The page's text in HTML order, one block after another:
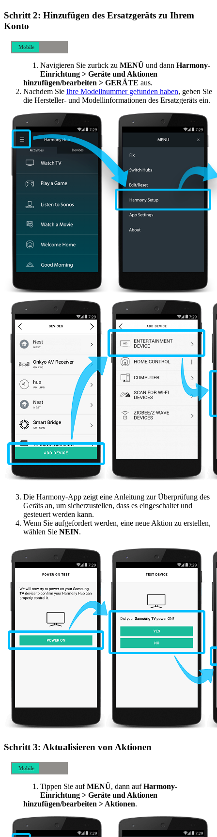
Schritt 2: Hinzufügen des Ersatzgeräts zu Ihrem
Konto
Mobile
Navigieren Sie zurück zu MENÜ und dann Harmony-
Einrichtung > Geräte und Aktionen
hinzufügen/bearbeiten > GERÄTE aus.
Nachdem Sie Ihre Modellnummer gefunden haben, geben Sie
die Hersteller- und Modellinformationen des Ersatzgeräts ein.
Die Harmony-App zeigt eine Anleitung zur Überprüfung des
Geräts an, um sicherzustellen, dass es eingeschaltet und
gesteuert werden kann.
Wenn Sie aufgefordert werden, eine neue Aktion zu erstellen,
wählen Sie NEIN.
Schritt 3: Aktualisieren von Aktionen
Mobile
Tippen Sie aufMENÜ, dann aufHarmony-
Einrichtung > Geräte und Aktionen
hinzufügen/bearbeiten > Aktionen.